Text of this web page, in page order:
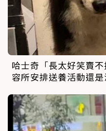
哈士奇「長太好笑賣
容所安排送養活動還